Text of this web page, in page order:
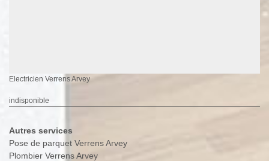
Electricien Verrens Arvey
indisponible
Autres services
Pose de parquet Verrens Arvey
Plombier Verrens Arvey